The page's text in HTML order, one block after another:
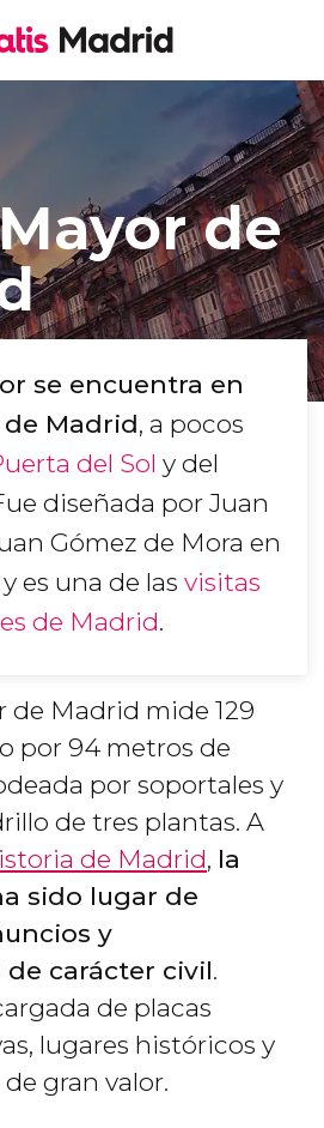
de
se encuentra en
Madrid, a pocos
del Sol y del
diseñada por Juan
Gómez de Mora en
es una de las visitas
de Madrid.
de Madrid mide 129
por 94 metros de
por soportales y
de tres plantas. A
de Madrid, la
sido lugar de
y
de carácter civil.
de placas
lugares históricos y
gran valor.